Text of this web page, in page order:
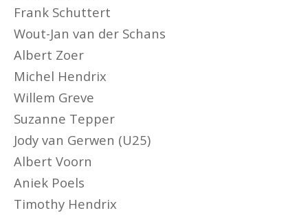
Frank Schuttert
Wout-Jan van der Schans
Albert Zoer
Michel Hendrix
Willem Greve
Suzanne Tepper
Jody van Gerwen (U25)
Albert Voorn
Aniek Poels
Timothy Hendrix